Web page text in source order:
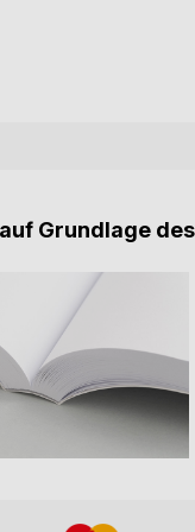
Grundlage